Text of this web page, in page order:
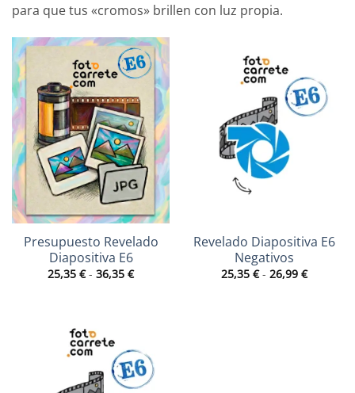
para que tus «cromos» brillen con luz propia.
Presupuesto Revelado
Diapositiva E6
25,35 € - 36,35 €Rango
Revelado Diapositiva E6
Negativos
25,35 € - 26,99 €Rango